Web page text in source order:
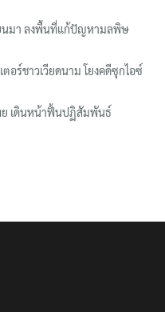
ยนมา ลงพื้นที่แก้ปัญหามลพิษ
อร์ชาวเวียดนาม โยงคดีซุกไอซ์
ทย เดินหน้าฟื้นปฏิสัมพันธ์